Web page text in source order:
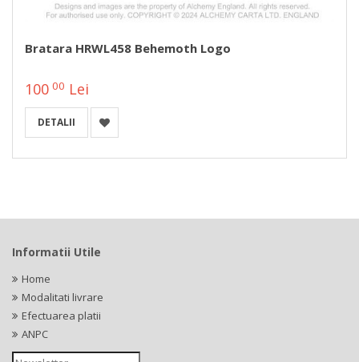
Bratara HRWL458 Behemoth Logo
100 00 Lei
DETALII
Informatii Utile
Home
Modalitati livrare
Efectuarea platii
ANPC